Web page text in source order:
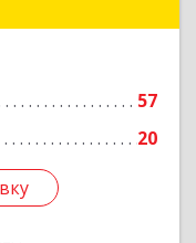
57
20